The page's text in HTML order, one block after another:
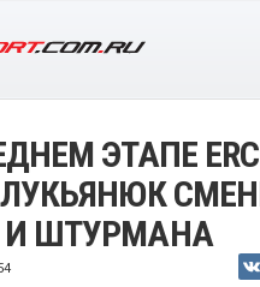
ЭТАПЕ ERC
ШТУРМАНА